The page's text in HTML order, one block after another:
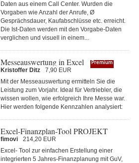
Daten aus einem Call Center. Wurden die
Vorgaben wie Anzahl der Anrufe, Ø
Gesprächsdauer, Kaufabschlüsse etc. erreicht.
Die Ist-Daten werden mit den Vorgabe-Daten
verglichen und visuell in einem...
Messeauswertung in Excel
Kristoffer Ditz 7,90 EUR
Premium
Mit der Messeauswertung ermitteln Sie die
Leistung zum Vorjahr. Ideal für Vertriebler, die
wissen wollen, wie erfolgreich Ihre Messe war.
Hier werden folgende Kennzahlen analysiert:
Excel-Finanzplan-Tool PROJEKT
fimovi
214,20 EUR
Excel- Tool zur einfachen Erstellung einer
integrierten 5 Jahres-Finanzplanung mit GuV,